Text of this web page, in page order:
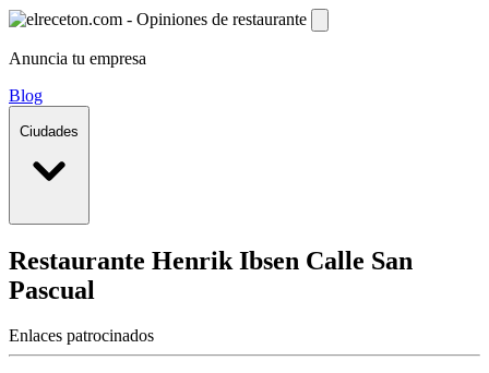
Anuncia tu empresa
Blog
Ciudades
Restaurante Henrik Ibsen Calle San
Pascual
Enlaces patrocinados